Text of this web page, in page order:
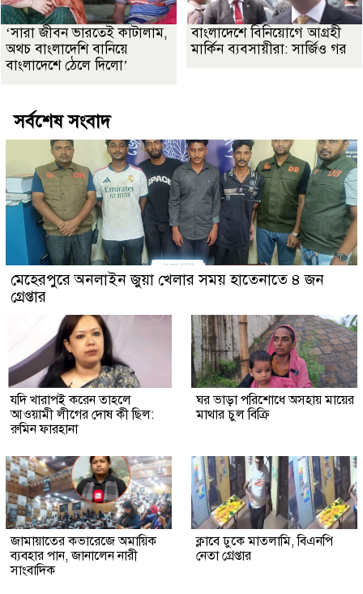
‘সারা জীবন ভারতেই কাটালাম,
অথচ বাংলাদেশি বানিয়ে
বাংলাদেশে ঠেলে দিলো’
বাংলাদেশে বিনিয়োগে আগ্রহী
মার্কিন ব্যবসায়ীরা: সার্জিও গর
সর্বশেষ সংবাদ
মেহেরপুরে অনলাইন জুয়া খেলার সময় হাতেনাতে ৪ জন
গ্রেপ্তার
যদি খারাপই করেন তাহলে
আওয়ামী লীগের দোষ কী ছিল:
রুমিন ফারহানা
ঘর ভাড়া পরিশোধে অসহায় মায়ের
মাথার চুল বিক্রি
জামায়াতের কভারেজে অমায়িক
ব্যবহার পান, জানালেন নারী
সাংবাদিক
ক্লাবে ঢুকে মাতলামি, বিএনপি
নেতা গ্রেপ্তার